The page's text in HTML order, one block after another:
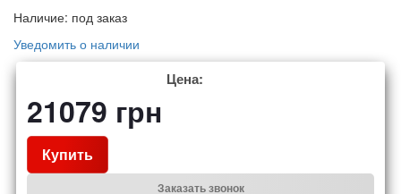
Наличие: под заказ
Уведомить о наличии
Цена:
21079 грн
Купить
Заказать звонок